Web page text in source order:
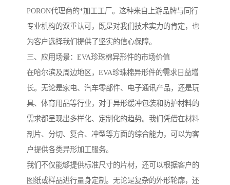
PORON代理商的*加工工厂。这种来自上游品牌与同行
专业机构的双重认可，既是对我们技术实力的肯定，也
为客户选择我们提供了坚实的信心保障。
三、应用场景：EVA珍珠棉异形件的市场价值
在哈尔滨及周边地区，EVA珍珠棉异形件的需求日益增
长。无论是家电、汽车零部件、电子通讯产品，还是玩
具、体育用品等行业，对于异形缓冲包装和防护材料的
需求都呈现出多样化、定制化的趋势。我们凭借在材料
剖片、分切、复合、冲型等方面的综合能力，可以为客
户提供各类异形加工服务。
我们不仅能够提供标准尺寸的片材，还可以根据客户的
图纸或样品进行量身定制。无论是复杂的外形轮廓，还